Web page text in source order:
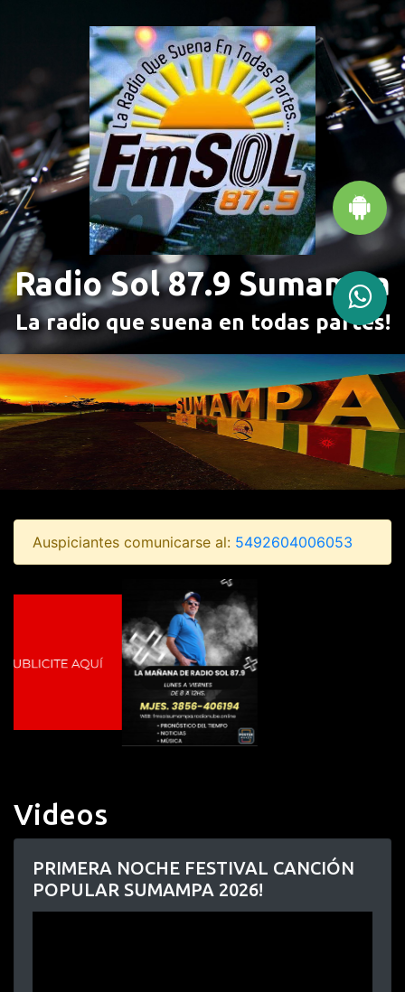
Radio Sol 87.9 Sumampa
La radio que suena en todas partes!
Auspiciantes comunicarse al: 5492604006053
Videos
PRIMERA NOCHE FESTIVAL CANCIÓN
POPULAR SUMAMPA 2026!